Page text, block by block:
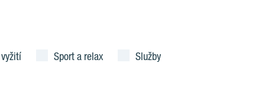
Sport a relax Služby